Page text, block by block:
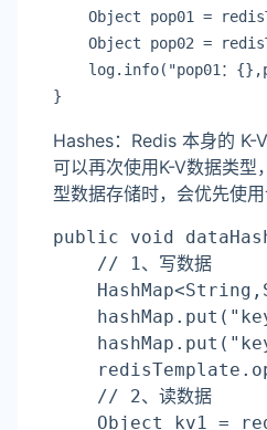
Object pop01 =
Object pop02 =
log.info( "pop01：
}
Hashes：Redis 本身的 K-
可以再次使用K-V数据类型
型数据存储时，会优先使用
public void
// 1、写数据
hashMap.put(
hashMap.put(
// 2、读数据
Object kv1 =